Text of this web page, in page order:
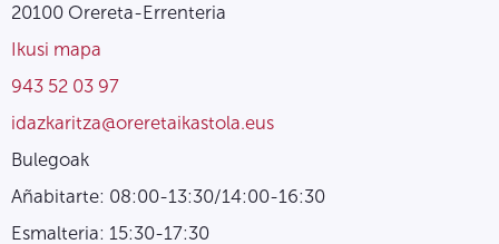
20100 Orereta-Errenteria
Ikusi mapa
943 52 03 97
idazkaritza@oreretaikastola.eus
Bulegoak
Añabitarte: 08:00-13:30/14:00-16:30
Esmalteria: 15:30-17:30